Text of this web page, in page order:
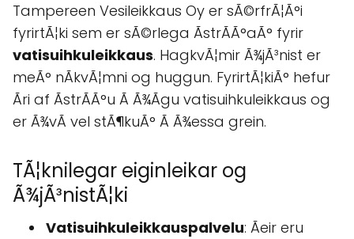
Tampereen Vesileikkaus Oy er sÃ©rfrÃ¦Ã°i
fyrirtÃ¦ki sem er sÃ©rlega ÃstrÃ­Ã°aÃ° fyrir
vatisuihkuleikkaus. HagkvÃ¦mir Ã¾jÃ³nist er
meÃ° nÃkvÃ¦mni og huggun. FyrirtÃ¦kiÃ° hefur
Ãri af ÃstrÃ­Ã°u Ã­ Ã¾Ãgu vatisuihkuleikkaus og
er Ã¾vÃ­ vel stÃ¶kuÃ° Ã Ã¾essa grein.
TÃ¦knilegar eiginleikar og
Ã¾jÃ³nistÃ¦ki
Vatisuihkuleikkauspalvelu: Ãeir eru